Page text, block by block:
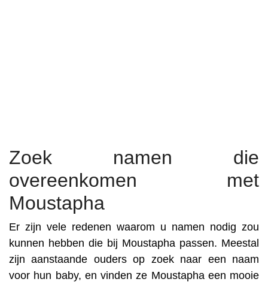
Zoek namen die
overeenkomen met
Moustapha
Er zijn vele redenen waarom u namen nodig zou
kunnen hebben die bij Moustapha passen. Meestal
zijn aanstaande ouders op zoek naar een naam
voor hun baby, en vinden ze Moustapha een mooie